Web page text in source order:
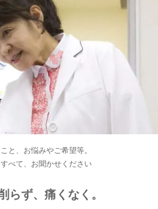
と、お悩みやご希望等。
べて、お聞かせください
らず、痛くなく。